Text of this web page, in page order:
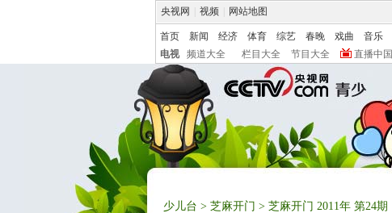
央视网 视频 网站地图
首页 新闻 经济 体育 综艺 春晚 戏曲 音乐
电视
频道大全 栏目大全 节目大全 直播中国
少儿台 > 芝麻开门 > 芝麻开门 2011年 第24期